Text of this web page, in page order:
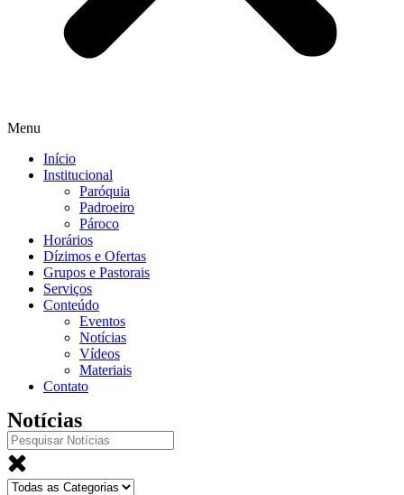
Menu
Início
Institucional
Paróquia
Padroeiro
Pároco
Horários
Dízimos e Ofertas
Grupos e Pastorais
Serviços
Conteúdo
Eventos
Notícias
Vídeos
Materiais
Contato
Notícias